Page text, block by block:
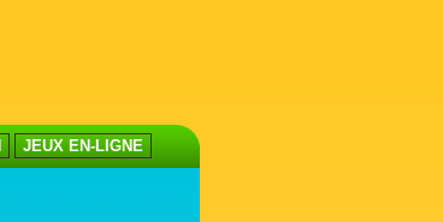
JEUX EN-LIGNE